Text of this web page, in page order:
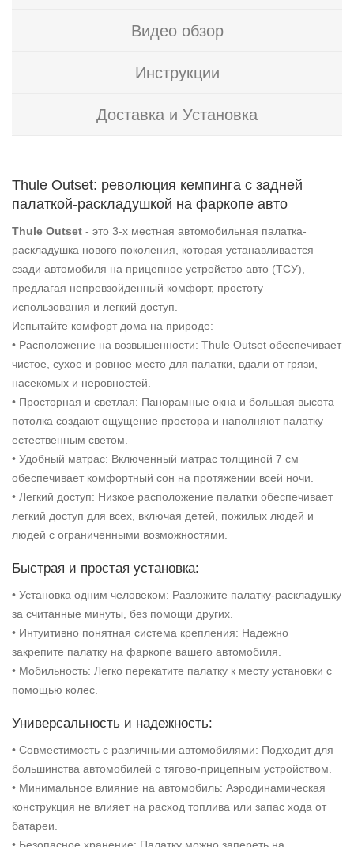
Видео обзор
Инструкции
Доставка и Установка
Thule Outset: революция кемпинга с задней
палаткой-раскладушкой на фаркопе авто
Thule Outset - это 3-х местная автомобильная палатка-
раскладушка нового поколения, которая устанавливается
сзади автомобиля на прицепное устройство авто (ТСУ),
предлагая непревзойденный комфорт, простоту
использования и легкий доступ.
Испытайте комфорт дома на природе:
• Расположение на возвышенности: Thule Outset обеспечивает
чистое, сухое и ровное место для палатки, вдали от грязи,
насекомых и неровностей.
• Просторная и светлая: Панорамные окна и большая высота
потолка создают ощущение простора и наполняют палатку
естественным светом.
• Удобный матрас: Включенный матрас толщиной 7 см
обеспечивает комфортный сон на протяжении всей ночи.
• Легкий доступ: Низкое расположение палатки обеспечивает
легкий доступ для всех, включая детей, пожилых людей и
людей с ограниченными возможностями.
Быстрая и простая установка:
• Установка одним человеком: Разложите палатку-раскладушку
за считанные минуты, без помощи других.
• Интуитивно понятная система крепления: Надежно
закрепите палатку на фаркопе вашего автомобиля.
• Мобильность: Легко перекатите палатку к месту установки с
помощью колес.
Универсальность и надежность:
• Совместимость с различными автомобилями: Подходит для
большинства автомобилей с тягово-прицепным устройством.
• Минимальное влияние на автомобиль: Аэродинамическая
конструкция не влияет на расход топлива или запас хода от
батареи.